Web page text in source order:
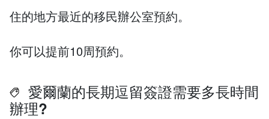
住的地方最近的移民辦公室預約。
你可以提前10周預約。
愛爾蘭的長期逗留簽證需要多長時間
辦理?